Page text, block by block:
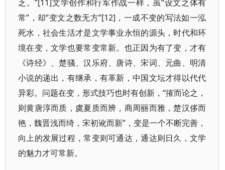
乏。”[11]文学创作和行军作战一样，虽“设文之体有
常”，却“变文之数无方”[12]，一成不变的写法如一泓
死水，社会生活才是文学事业永恒的源头，时代和环
境在变，文学也要常变常新。也正因为有了变，才有
《诗经》、楚骚、汉乐府、唐诗、宋词、元曲、明清
小说的递出，有继承，有革新，中国文坛才得以代代
异彩。问题在变，形式技巧也时有创新，“搉而论之，
则黄唐淳而质，虞夏质而辨，商周丽而雅，楚汉侈而
艳，魏晋浅而绮，宋初讹而新”，变是一个不断完善，
向上的发展过程，常变则可通达，通达则日久，文学
的魅力才可常新。